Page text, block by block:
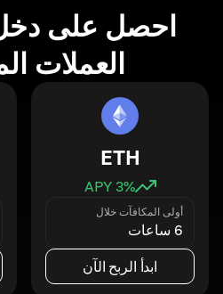
احصل على
العملات
ETH
3% APY
أولى المكافآت خلال
6 ساعات
ابدأ الربح الآن